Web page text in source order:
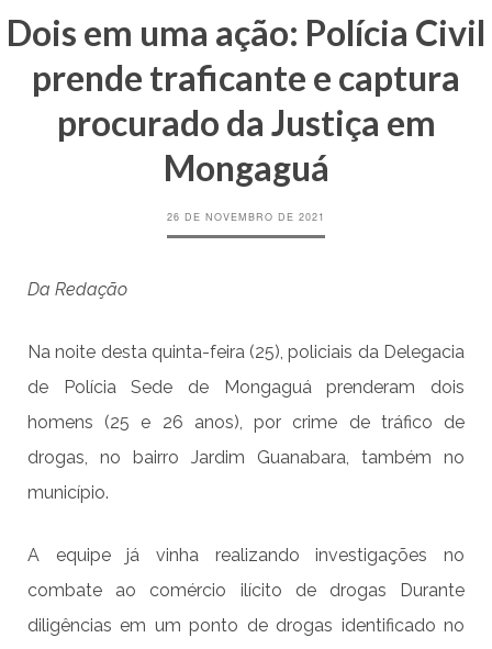
Dois em uma ação: Polícia Civil
prende traficante e captura
procurado da Justiça em
Mongaguá
26 DE NOVEMBRO DE 2021
Da Redação
Na noite desta quinta-feira (25), policiais da Delegacia
de Polícia Sede de Mongaguá prenderam dois
homens (25 e 26 anos), por crime de tráfico de
drogas, no bairro Jardim Guanabara, também no
município.
A equipe já vinha realizando investigações no
combate ao comércio ilícito de drogas Durante
diligências em um ponto de drogas identificado no